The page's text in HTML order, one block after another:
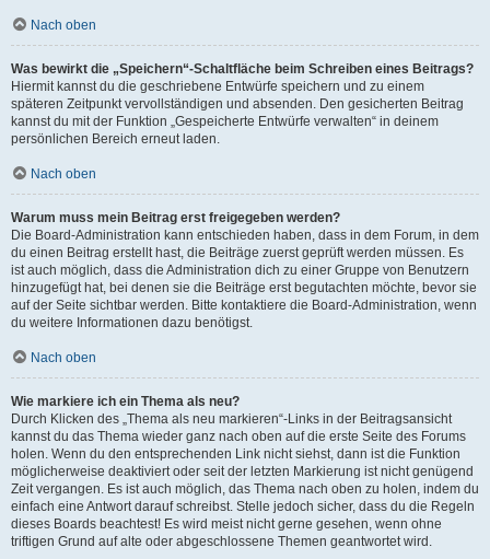
Nach oben
Was bewirkt die „Speichern“-Schaltfläche beim Schreiben eines Beitrags?
Hiermit kannst du die geschriebene Entwürfe speichern und zu einem
späteren Zeitpunkt vervollständigen und absenden. Den gesicherten Beitrag
kannst du mit der Funktion „Gespeicherte Entwürfe verwalten“ in deinem
persönlichen Bereich erneut laden.
Nach oben
Warum muss mein Beitrag erst freigegeben werden?
Die Board-Administration kann entschieden haben, dass in dem Forum, in dem
du einen Beitrag erstellt hast, die Beiträge zuerst geprüft werden müssen. Es
ist auch möglich, dass die Administration dich zu einer Gruppe von Benutzern
hinzugefügt hat, bei denen sie die Beiträge erst begutachten möchte, bevor sie
auf der Seite sichtbar werden. Bitte kontaktiere die Board-Administration, wenn
du weitere Informationen dazu benötigst.
Nach oben
Wie markiere ich ein Thema als neu?
Durch Klicken des „Thema als neu markieren“-Links in der Beitragsansicht
kannst du das Thema wieder ganz nach oben auf die erste Seite des Forums
holen. Wenn du den entsprechenden Link nicht siehst, dann ist die Funktion
möglicherweise deaktiviert oder seit der letzten Markierung ist nicht genügend
Zeit vergangen. Es ist auch möglich, das Thema nach oben zu holen, indem du
einfach eine Antwort darauf schreibst. Stelle jedoch sicher, dass du die Regeln
dieses Boards beachtest! Es wird meist nicht gerne gesehen, wenn ohne
triftigen Grund auf alte oder abgeschlossene Themen geantwortet wird.